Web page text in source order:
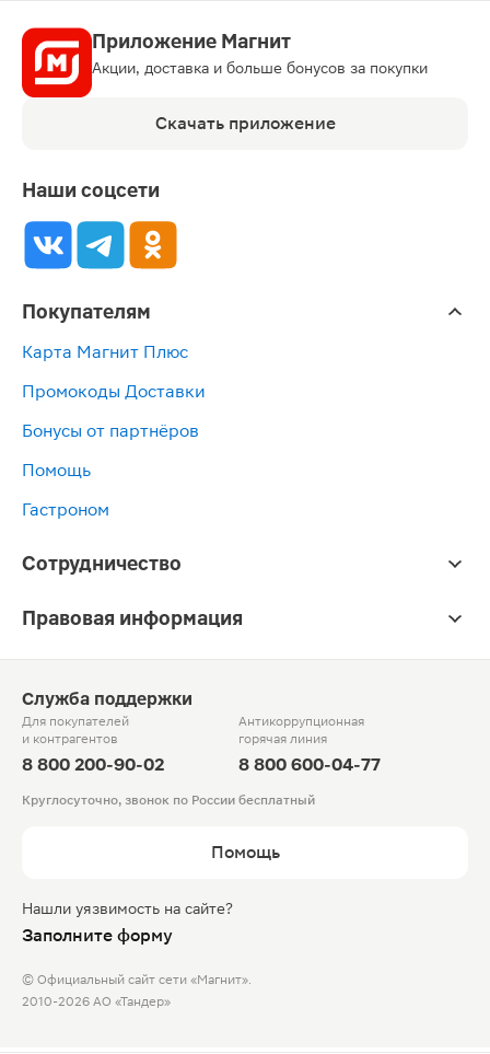
Приложение Магнит
Акции, доставка и больше бонусов за покупки
Скачать приложение
Наши соцсети
Покупателям
Карта Магнит Плюс
Промокоды Доставки
Бонусы от партнёров
Помощь
Гастроном
Сотрудничество
Правовая информация
Служба поддержки
Для покупателей
и контрагентов
8 800 200-90-02
Антикоррупционная
горячая линия
8 800 600-04-77
Круглосуточно, звонок по России бесплатный
Помощь
Нашли уязвимость на сайте?
Заполните форму
© Официальный сайт сети «Магнит».
2010-2026 АО «Тандер»